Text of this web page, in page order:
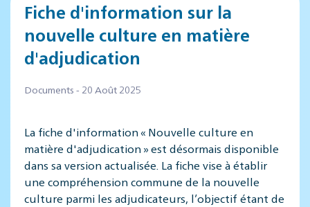
Fiche d'information sur la
nouvelle culture en matière
d'adjudication
Documents - 20 Août 2025
La fiche d'information « Nouvelle culture en
matière d'adjudication » est désormais disponible
dans sa version actualisée. La fiche vise à établir
une compréhension commune de la nouvelle
culture parmi les adjudicateurs, l’objectif étant de